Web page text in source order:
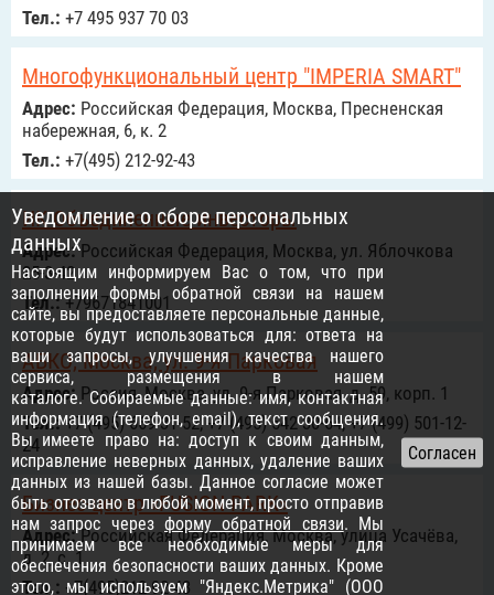
Тел.: +7 495 937 70 03
Многофункциональный центр "IMPERIA SMART"
Адрес: Российcкая Федерация, Москва, Пресненская
набережная, 6, к. 2
Тел.: +7(495) 212-92-43
ИК Объединенные инвесторы
Адрес:Российcкая Федерация, Москва, ул. Яблочкова
25-3-42
Тел.:+79671841001
АБКО, Москва, ул. 9-я Парковая
Адрес:Россия, Москва, ул. 9-я Парковая, д. 59, корп. 1
Тел.:+7 (495) 669-31-52, +7 (495) 542-30-64, +7 (499) 501-12-
24
Бизнес-центр «FUSION PARK»
Адрес:Российcкая Федерация, Москва, улица Усачёва,
д. 2, с. 1
Тел.: +7(495)212-92-43
Уведомление о сборе персональных
данных
Настоящим информируем Вас о том, что при
заполнении формы обратной связи на нашем
сайте, вы предоставляете персональные данные,
которые будут использоваться для: ответа на
ваши запросы, улучшения качества нашего
сервиса, размещения в нашем
каталоге. Собираемые данные: имя, контактная
информация (телефон, email), текст сообщения.
Вы имеете право на: доступ к своим данным,
исправление неверных данных, удаление ваших
данных из нашей базы. Данное согласие может
быть отозвано в любой момент, просто отправив
нам запрос через форму обратной связи. Мы
принимаем все необходимые меры для
обеспечения безопасности ваших данных. Кроме
этого, мы используем "Яндекс.Метрика" (ООО